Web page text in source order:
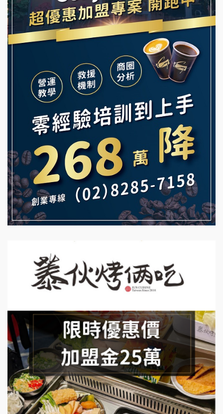
早安山丘加盟說明會
冰封仙果加盟說明會
Ramble Café 漫步藍咖啡加盟說明會
微風亭鐵板燒加盟說明會
鮮茶道加盟說明會
【曉妍美妝】誠徵行政櫃檯
自助洗衣店誠徵代洗收送人員(台中市)
MUSHEN徵SPA美容芳療師
日十。早午食加盟說明會
龍涎居好湯加盟說明會
舒油頭加盟說明會
義氣豐發雞加盟說明會
Mr.Wish加盟說明會
白鬍泡泡 BOHO POPO加盟說明會
雞咕雞咕加盟說明會
TEA TOP加盟說明會
珍好味臭臭鍋加盟說明會
日十。早午食加盟說明會
上宇林加盟說明會
莫尼早餐Morni加盟說明會
手作功夫茶加盟說明會
SHARE TEA歇腳亭加盟說明會
潮味決-湯滷專門店加盟說明會
鬍子茶加盟說明會